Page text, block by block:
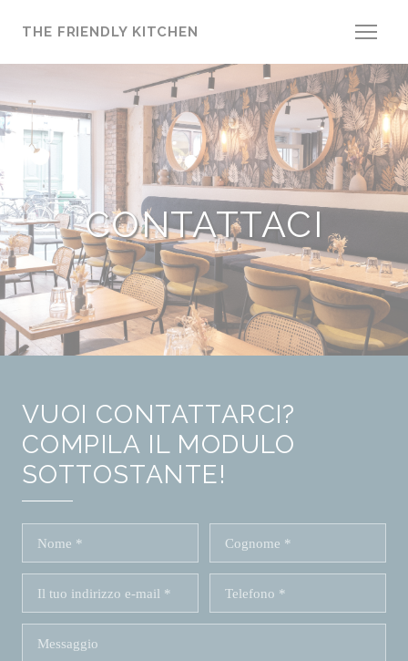
THE FRIENDLY KITCHEN
CONTATTACI
VUOI CONTATTARCI?
COMPILA IL MODULO
SOTTOSTANTE!